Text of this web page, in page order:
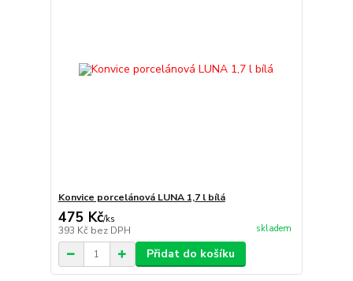
Konvice porcelánová LUNA 1,7 l bílá
475 Kč/ks
393 Kč bez DPH skladem
Přidat do košíku